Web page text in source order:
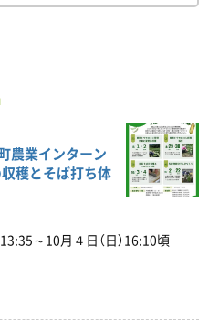
農業インターン
穫とそば打ち体
13:35～10月４日（日）16:10頃